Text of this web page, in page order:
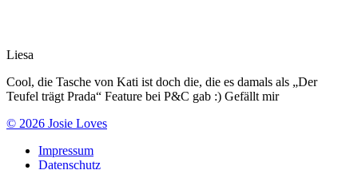
Liesa
Cool, die Tasche von Kati ist doch die, die es damals als „Der
Teufel trägt Prada“ Feature bei P&C gab :) Gefällt mir
© 2026 Josie Loves
Impressum
Datenschutz